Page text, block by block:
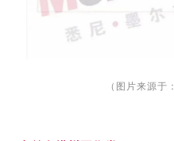
（图片来源于：